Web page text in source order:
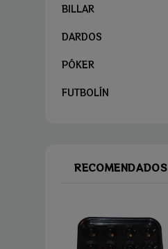
BILLAR
DARDOS
PÓKER
FUTBOLÍN
RECOMENDADOS